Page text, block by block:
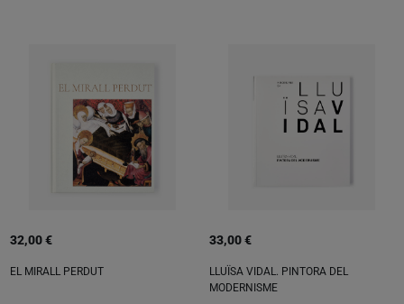
32,00 €
EL MIRALL PERDUT
33,00 €
LLUÏSA VIDAL. PINTORA DEL
MODERNISME